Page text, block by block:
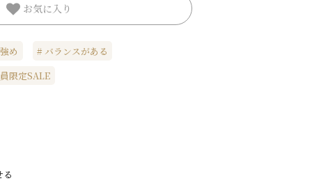
お気に入り
め
バランスがある
限定SALE
る